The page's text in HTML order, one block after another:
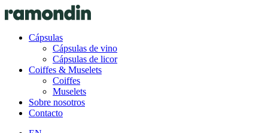
Cápsulas
Cápsulas de vino
Cápsulas de licor
Coiffes & Muselets
Coiffes
Muselets
Sobre nosotros
Contacto